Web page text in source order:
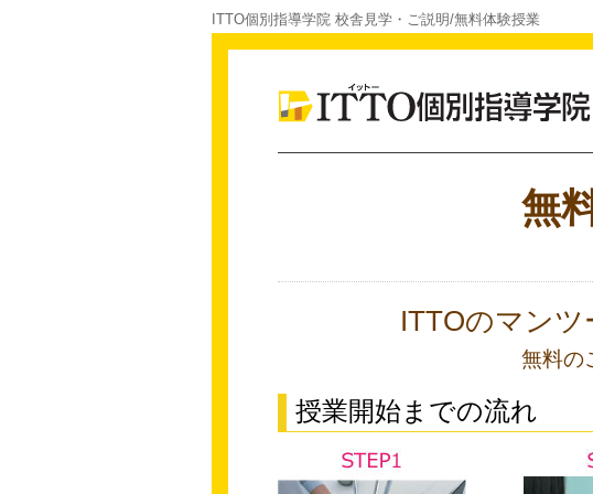
ITTO個別指導学院 校舎見学・ご説明/無料体験授業
無
ITTOのマンツ
無料の
授業開始までの流れ